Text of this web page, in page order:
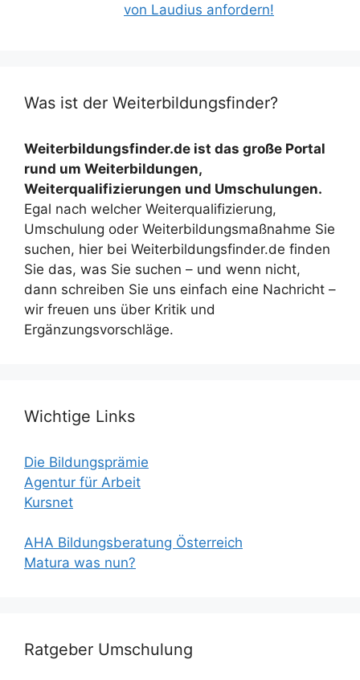
von Laudius anfordern!
Was ist der Weiterbildungsfinder?
Weiterbildungsfinder.de ist das große Portal
rund um Weiterbildungen,
Weiterqualifizierungen und Umschulungen.
Egal nach welcher Weiterqualifizierung,
Umschulung oder Weiterbildungsmaßnahme Sie
suchen, hier bei Weiterbildungsfinder.de finden
Sie das, was Sie suchen – und wenn nicht,
dann schreiben Sie uns einfach eine Nachricht –
wir freuen uns über Kritik und
Ergänzungsvorschläge.
Wichtige Links
Die Bildungsprämie
Agentur für Arbeit
Kursnet
AHA Bildungsberatung Österreich
Matura was nun?
Ratgeber Umschulung